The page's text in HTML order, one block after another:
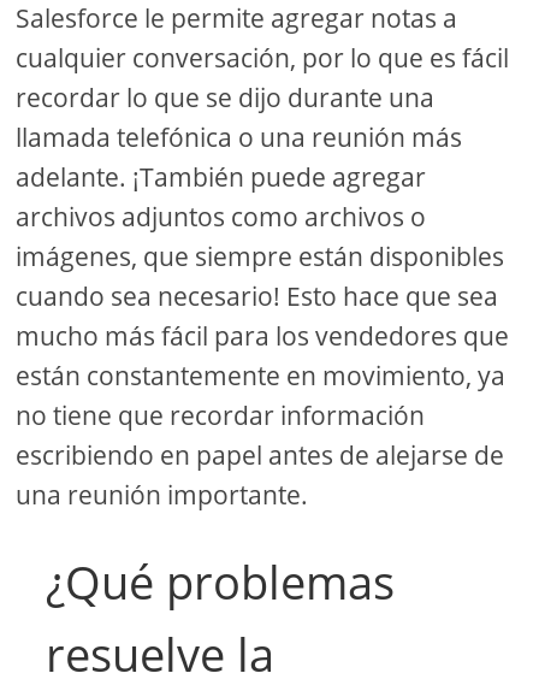
Salesforce le permite agregar notas a
cualquier conversación, por lo que es fácil
recordar lo que se dijo durante una
llamada telefónica o una reunión más
adelante. ¡También puede agregar
archivos adjuntos como archivos o
imágenes, que siempre están disponibles
cuando sea necesario! Esto hace que sea
mucho más fácil para los vendedores que
están constantemente en movimiento, ya
no tiene que recordar información
escribiendo en papel antes de alejarse de
una reunión importante.
¿Qué problemas
resuelve la